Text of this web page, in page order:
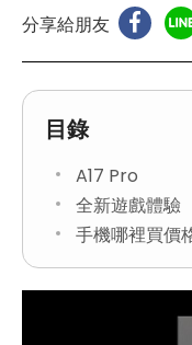
分享給朋友
目錄
A17 Pro
全新遊戲體驗
手機哪裡買價